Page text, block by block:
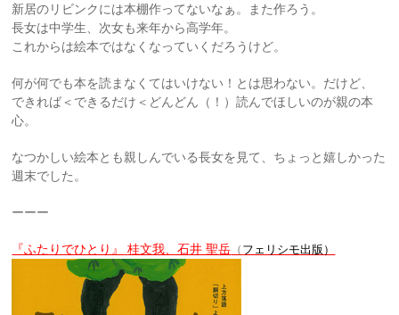
新居のリビンクには本棚作ってないなぁ。また作ろう。
長女は中学生、次女も来年から高学年。
これからは絵本ではなくなっていくだろうけど。
何が何でも本を読まなくてはいけない！とは思わない。 だけど、
できれば＜できるだけ＜どんどん（！）読んでほしいのが親の本
心。
なつかしい絵本とも親しんでいる長女を見て、ちょっと嬉しかった
週末でした。
ーーー
『ふたりでひとり』 桂文我、石井 聖岳 （ フェリシモ出版）